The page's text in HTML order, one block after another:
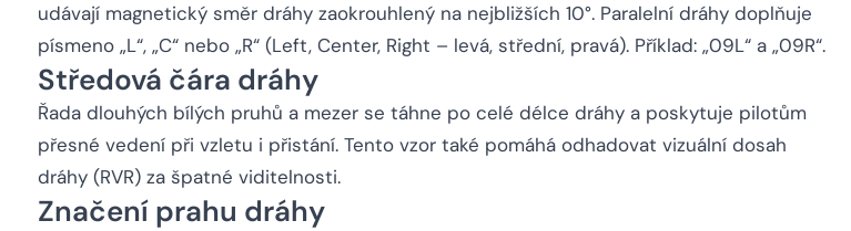
udávají magnetický směr dráhy zaokrouhlený na nejbližších 10°. Paralelní dráhy doplňuje
písmeno „L“, „C“ nebo „R“ (Left, Center, Right – levá, střední, pravá). Příklad: „09L“ a „09R“.
Středová čára dráhy
Řada dlouhých bílých pruhů a mezer se táhne po celé délce dráhy a poskytuje pilotům
přesné vedení při vzletu i přistání. Tento vzor také pomáhá odhadovat vizuální dosah
dráhy (RVR) za špatné viditelnosti.
Značení prahu dráhy